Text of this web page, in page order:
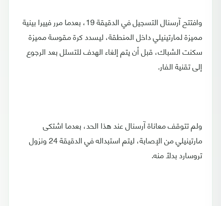
وافتتح آرسنال التسجيل في الدقيقة 19، بعدما مرر فييرا بينية
مميزة لمارتينيلي داخل المنطقة، ليسدد كرة مقوسة مميزة
سكنت الشباك، قبل أن يتم إلغاء الهدف للتسلل بعد الرجوع
إلى تقنية الفار.
ولم تتوقف معاناة آرسنال عند هذا الحد، بعدما اشتكى
مارتينيلي من الإصابة، ليتم استبداله في الدقيقة 24 ونزول
تروسارد بدلًا منه.